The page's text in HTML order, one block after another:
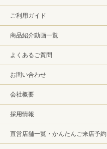
ご利用ガイド
商品紹介動画一覧
よくあるご質問
お問い合わせ
会社概要
採用情報
直営店舗一覧・かんたんご来店予約